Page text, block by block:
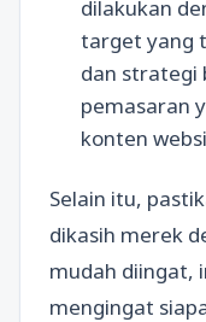
dilakukan
target yang
dan strategi
pemasaran
konten
Selain itu,
dikasih merek
mudah diingat,
mengingat